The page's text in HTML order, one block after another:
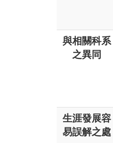
與相關科系
之異同
生涯發展容
易誤解之處